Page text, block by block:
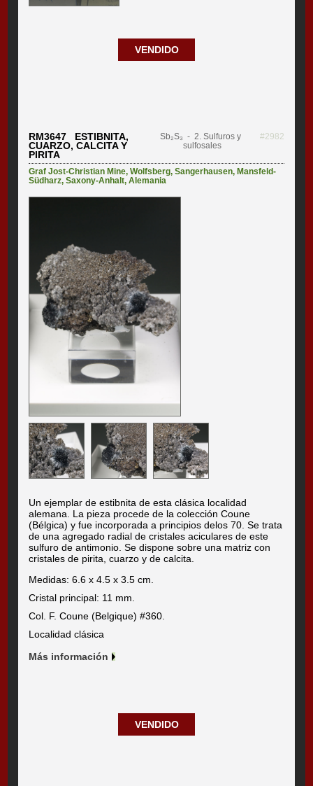
VENDIDO
RM3647 ESTIBNITA,
CUARZO, CALCITA Y
PIRITA
Sb₂S₃ - 2. Sulfuros y
sulfosales
#2982
Graf Jost-Christian Mine,Wolfsberg,Sangerhausen, Mansfeld-
Südharz,Saxony-Anhalt,Alemania
Un ejemplar de estibnita de esta clásica localidad
alemana. La pieza procede de la colección Coune
(Bélgica) y fue incorporada a principios delos 70. Se trata
de una agregado radial de cristales aciculares de este
sulfuro de antimonio. Se dispone sobre una matriz con
cristales de pirita, cuarzo y de calcita.
Medidas: 6.6 x 4.5 x 3.5 cm.
Cristal principal: 11 mm.
Col. F. Coune (Belgique) #360.
Localidad clásica
Más información
VENDIDO